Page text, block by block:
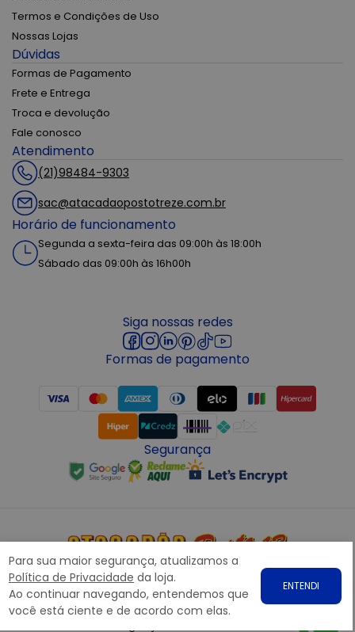
Para sua maior segurança, atualizamos a
Política de Privacidade da loja.
Ao continuar navegando, entendemos que
você está ciente e de acordo com elas.
ENTENDI
Termos e Condições de Uso
Nossas Lojas
Dúvidas
Formas de Pagamento
Frete e Entrega
Troca e devolução
Fale conosco
Atendimento
(21)98484-9303
sac@atacadaopostotreze.com.br
Horário de funcionamento
Segunda a sexta-feira das 09:00h às 18:00h
Sábado das 09:00h às 16h00h
Siga nossas redes
Formas de pagamento
Segurança
Copyright © 2022 ATACADÃO POSTO 13 - Todos os direitos
reservados. CNPJ: 15.360.767/0001-07
Rodovia Presidente Dutra, nº1258 Galpão 1268 – Bairro: Prata,